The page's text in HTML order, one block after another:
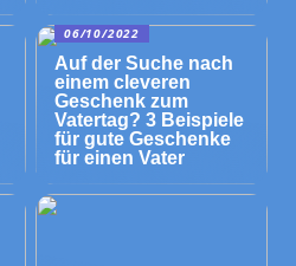
06/10/2022
Auf der Suche nach
einem cleveren
Geschenk zum
Vatertag? 3 Beispiele
für gute Geschenke
für einen Vater